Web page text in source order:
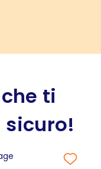
ti